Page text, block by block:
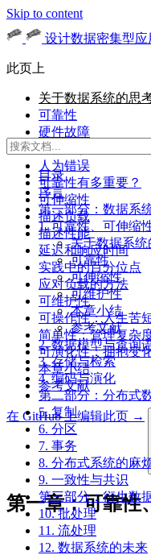
Skip to content
设计数据密集型应
目录
序言
第一部分：数据系
1. 可靠性、可伸缩
关于数据系统
可靠性
可伸缩性
可维护性
本章小结
参考文献
2. 数据模型与查询
3. 存储与检索
4. 编码与演化
第二部分：分布式
5. 复制
6. 分区
7. 事务
8. 分布式系统的麻
9. 一致性与共识
第三部分：衍生数
10. 批处理
11. 流处理
12. 数据系统的未来
此页上
关于数据系统的思
可靠性
硬件故障
软件错误
人为错误
可靠性有多重要？
可伸缩性
描述负载
描述性能
延迟和响应时间
实践中的百分位点
应对负载的方法
可维护性
可操作性：人生苦
简单性：管理复杂
可演化性：拥抱变
本章小结
参考文献
在 GitHub 上编辑此页 →
第一章：可靠性